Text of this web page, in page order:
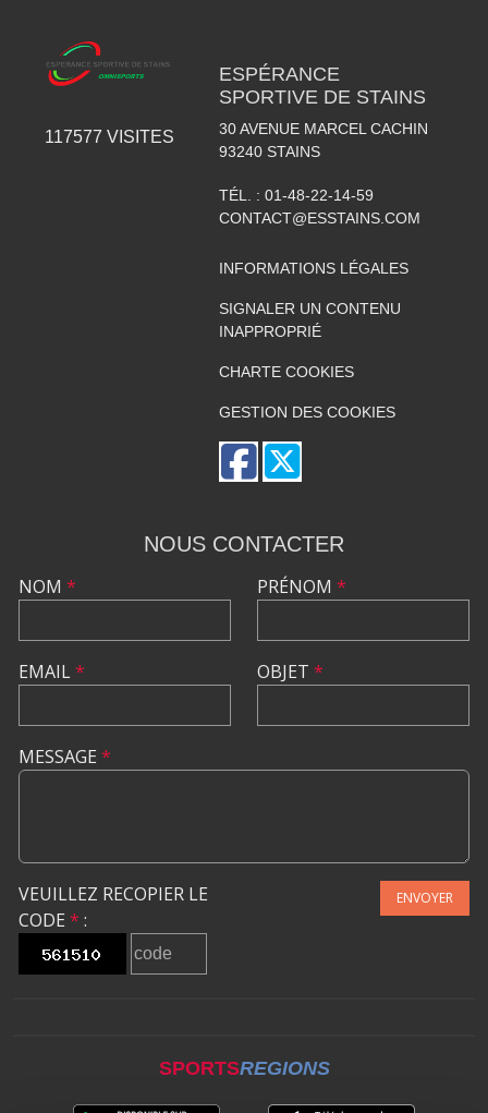
117577 VISITES
ESPÉRANCE
SPORTIVE DE STAINS
30 AVENUE MARCEL CACHIN
93240 STAINS
TÉL. : 01-48-22-14-59
CONTACT@ESSTAINS.COM
INFORMATIONS LÉGALES
SIGNALER UN CONTENU
INAPPROPRIÉ
CHARTE COOKIES
GESTION DES COOKIES
NOUS CONTACTER
NOM *
EMAIL*
PRÉNOM *
OBJET *
MESSAGE *
VEUILLEZ RECOPIER LE
CODE * :
ENVOYER
SPORTSREGIONS